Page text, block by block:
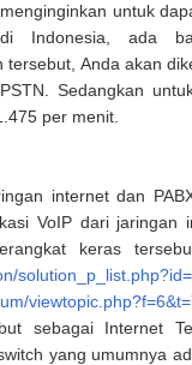
untuk
Indonesia, ada
Anda akan
Sedangkan
per menit.
internet dan
VoIP dari jaringan
keras
sebagai Internet
yang umumnya